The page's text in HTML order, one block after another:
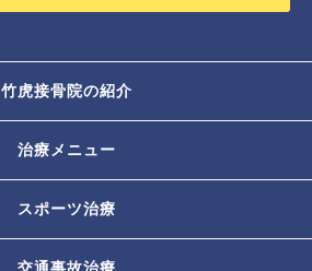
竹虎接骨院の紹介
治療メニュー
スポーツ治療
交通事故治療